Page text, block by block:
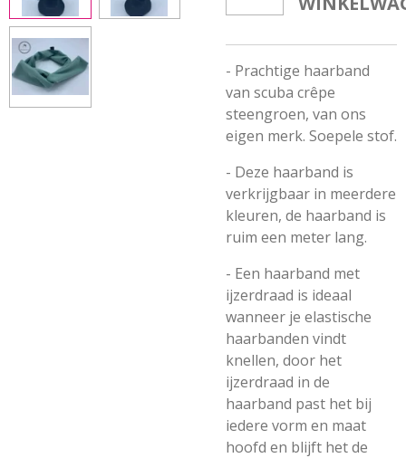
- Prachtige haarband
van scuba crêpe
steengroen, van ons
eigen merk. Soepele stof.
- Deze haarband is
verkrijgbaar in meerdere
kleuren, de haarband is
ruim een meter lang.
- Een haarband met
ijzerdraad is ideaal
wanneer je elastische
haarbanden vindt
knellen, door het
ijzerdraad in de
haarband past het bij
iedere vorm en maat
hoofd en blijft het de